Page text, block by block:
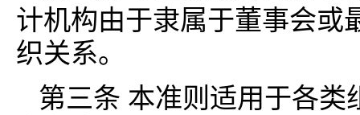
计机构由于隶属于董事会或
织关系。
第三条 本准则适用于各